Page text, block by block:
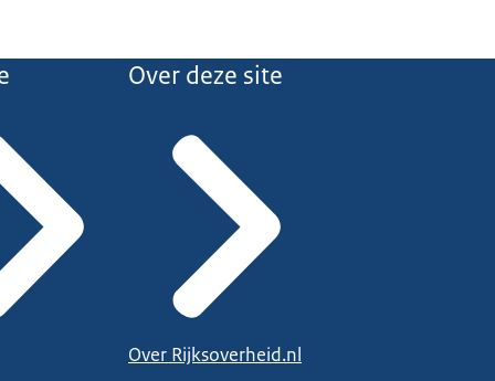
Over deze site
Over Rijksoverheid.nl